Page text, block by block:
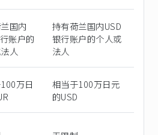
国内
账户的
人
持有荷兰国内USD
银行账户的个人或
法人
万日
相当于100万日元
的USD